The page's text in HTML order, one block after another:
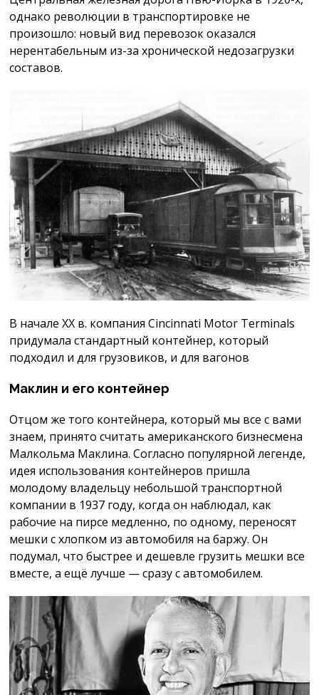
однако революции в транспортировке не
произошло: новый вид перевозок оказался
нерентабельным из-за хронической недозагрузки
составов.
В начале XX в. компания Cincinnati Motor Terminals
придумала стандартный контейнер, который
подходил и для грузовиков, и для вагонов
Маклин и его контейнер
Отцом же того контейнера, который мы все с вами
знаем, принято считать американского бизнесмена
Малкольма Маклина. Согласно популярной легенде,
идея использования контейнеров пришла
молодому владельцу небольшой транспортной
компании в 1937 году, когда он наблюдал, как
рабочие на пирсе медленно, по одному, переносят
мешки с хлопком из автомобиля на баржу. Он
подумал, что быстрее и дешевле грузить мешки все
вместе, а ещё лучше — сразу с автомобилем.